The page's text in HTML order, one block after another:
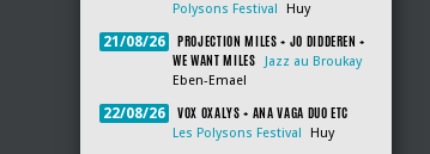
Polysons Festival
Huy
21/08/26
PROJECTION MILES + JO DIDDEREN +
WE WANT MILES
Jazz au Broukay
Eben-Emael
22/08/26 VOX OXALYS + ANA VAGA DUO ETC
Les Polysons Festival Huy